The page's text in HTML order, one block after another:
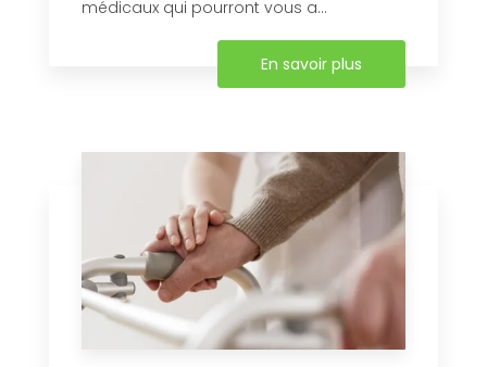
médicaux qui pourront vous a...
En savoir plus